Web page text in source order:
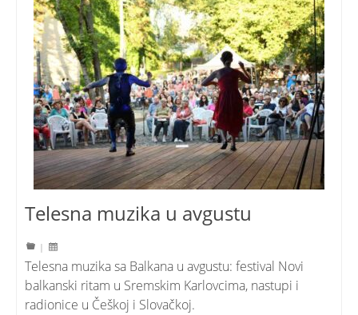
Telesna muzika u avgustu
|
Telesna muzika sa Balkana u avgustu: festival Novi
balkanski ritam u Sremskim Karlovcima, nastupi i
radionice u Češkoj i Slovačkoj.